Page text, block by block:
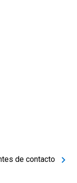
de contacto